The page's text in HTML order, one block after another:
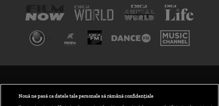
Nouă ne pasă ca datele tale personale să rămână confidențiale